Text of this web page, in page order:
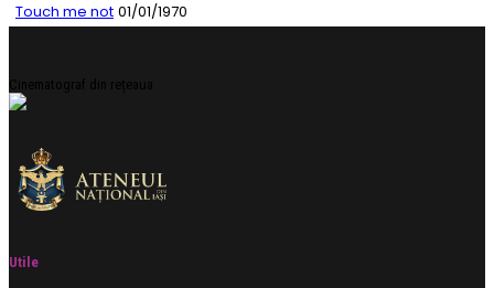
Touch me not 01/01/1970
Cinematograf din rețeaua
Utile